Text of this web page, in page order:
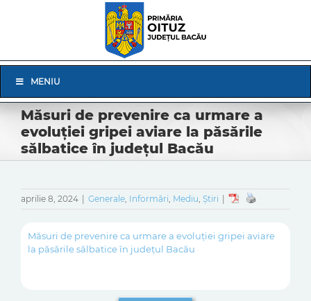
Navigation
MENIU
Măsuri de prevenire ca urmare a
evoluției gripei aviare la păsările
sălbatice în județul Bacău
aprilie 8, 2024 Generale, Informări, Mediu, Știri
Măsuri de prevenire ca urmare a evoluției gripei aviare
la păsările sălbatice în județul Bacău